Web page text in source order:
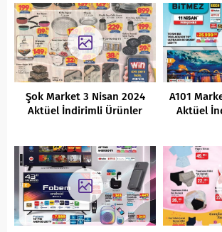
Şok Market 3 Nisan 2024
Aktüel İndirimli Ürünler
A101
Aktüel